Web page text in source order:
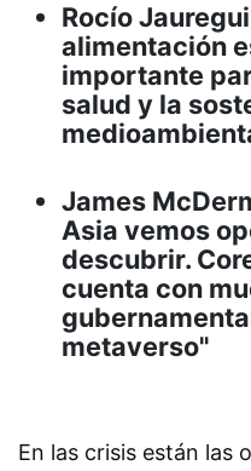
Rocío
alimentación
importante
salud y la
James
Asia vemos
descubrir.
cuenta con
metaverso"
En las crisis están las